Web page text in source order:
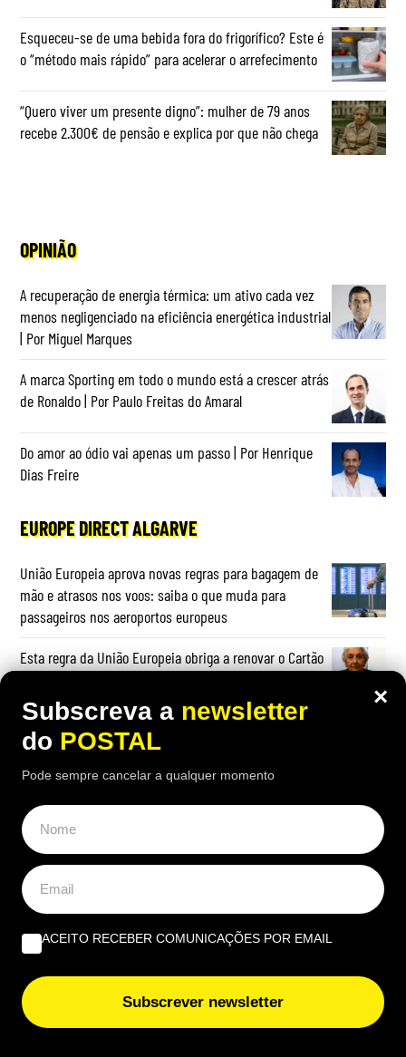
Esqueceu-se de uma bebida fora do frigorífico? Este é
o “método mais rápido” para acelerar o arrefecimento
“Quero viver um presente digno”: mulher de 79 anos
recebe 2.300€ de pensão e explica por que não chega
OPINIÃO
A recuperação de energia térmica: um ativo cada vez
menos negligenciado na eficiência energética industrial
| Por Miguel Marques
A marca Sporting em todo o mundo está a crescer atrás
de Ronaldo | Por Paulo Freitas do Amaral
Do amor ao ódio vai apenas um passo | Por Henrique
Dias Freire
EUROPE DIRECT ALGARVE
União Europeia aprova novas regras para bagagem de
mão e atrasos nos voos: saiba o que muda para
passageiros nos aeroportos europeus
Esta regra da União Europeia obriga a renovar o Cartão
‘margem para dúvidas’
×
Subscreva a newsletter
do POSTAL
Pode sempre cancelar a qualquer momento
ACEITO RECEBER COMUNICAÇÕES POR EMAIL
Subscrever newsletter